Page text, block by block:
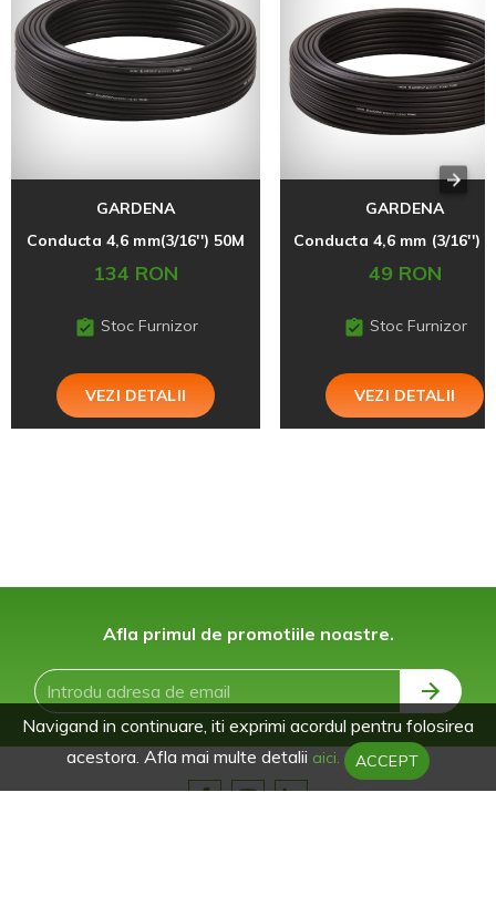
GARDENA
Conducta 4,6 mm(3/16'') 50M
134 RON
Stoc Furnizor
VEZI DETALII
GARDENA
Conducta 4,6 mm (3/16'')
49 RON
Stoc Furnizor
VEZI DETALII
Afla primul de promotiile noastre.
Navigand in continuare, iti exprimi acordul pentru folosirea
acestora. Afla mai multe detalii aici. ACCEPT